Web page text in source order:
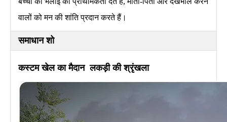
वालों को मन की शांति प्रदान करते हैं।
समाधान शो
कस्टम खेल का मैदानलकड़ी की श्रृंखला